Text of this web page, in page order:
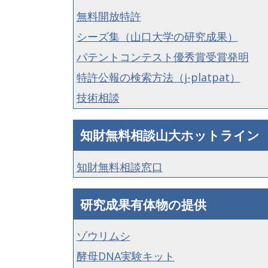
無料開放特許
シーズ集（山口大学の研究成果）
パテントコンテスト優秀賞受賞発明
特許公報の検索方法（j-platpat）
技術相談
知財無料相談山大ホットライン
知財無料相談窓口
研究成果有体物の提供
ゾウリムシ
酵母DNA実験キット